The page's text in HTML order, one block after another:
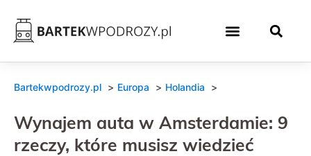
Bartekwpodrozy.pl Europa Holandia
Wynajem auta w Amsterdamie: 9
rzeczy, które musisz wiedzieć